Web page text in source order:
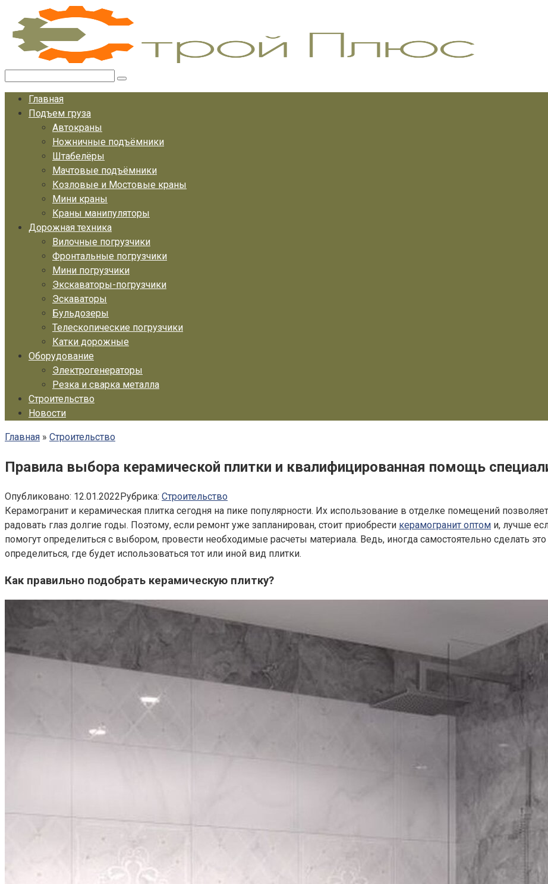
Перейти
контенту
Главная
Подъем груза
Автокраны
Ножничные подъёмники
Штабелёры
Мачтовые подъёмники
Козловые и Мостовые краны
Мини краны
Краны манипуляторы
Дорожная техника
Вилочные погрузчики
Фронтальные погрузчики
Мини погрузчики
Экскаваторы-погрузчики
Эскаваторы
Бульдозеры
Телескопические погрузчики
Катки дорожные
Оборудование
Электрогенераторы
Резка и сварка металла
Строительство
Новости
Главная » Строительство
Правила выбора керамической плитки и квалифицированная помощь
Опубликовано: 12.01.2022Рубрика: Строительство
Керамогранит и керамическая плитка сегодня на пике популярности. Их использование в отделке помещений
радовать глаз долгие годы. Поэтому, если ремонт уже запланирован, стоит приобрести керамогранит оптом и, лучше
помогут определиться с выбором, провести необходимые расчеты материала. Ведь, иногда самостоятельно сделать
определиться, где будет использоваться тот или иной вид плитки.
Как правильно подобрать керамическую плитку?